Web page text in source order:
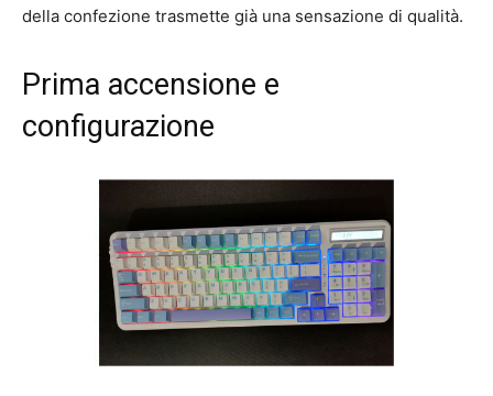
della confezione trasmette già una sensazione di qualità.
Prima accensione e
configurazione